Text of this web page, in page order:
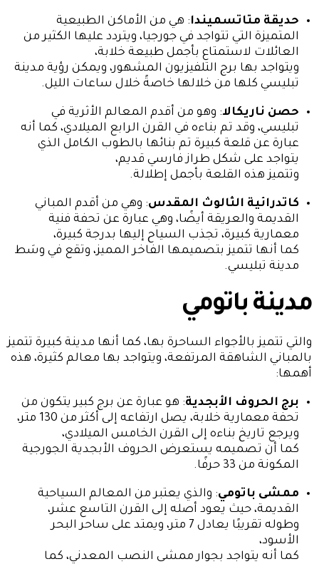
حديقة متاتسميندا: هي من الأماكن الطبيعية
المتميزة التي تتواجد في جورجيا، ويتردد عليها الكثير من
العائلات لاستمتاع بأجمل طبيعة خلابة،
ويتواجد بها برج التلفيزيون المشهور، ويمكن رؤية مدينة
تبليسي كلها من خلالها خاصةً خلال ساعات الليل.
حصن ناريكالا: وهو من أقدم المعالم الأثرية في
تبليسي، وقد تم بناءه في القرن الرابع الميلادي، كما أنه
عبارة عن قلعة كبيرة تم بنائها بالطوب الكامل الذي
يتواجد على شكل طراز فارسي قديم،
وتتميز هذه القلعة بأجمل إطلالة.
كاتدرائية الثالوث المقدس: وهي من أقدم المباني
القديمة والعريقة أيضًا، وهي عبارة عن تحفة فنية
معمارية كبيرة، تجذب السياح إليها بدرجة كبيرة،
كما أنها تتميز بتصميمها الفاخر المميز، وتقع في وسَط
مدينة تبليسي.
مدينة باتومي
والتي تتميز بالأجواء الساحرة بها، كما أنها مدينة كبيرة تتميز
بالمباني الشاهقة المرتفعة، ويتواجد بها معالم كثيرة، هذه
أهمها:
برج الحروف الأبجدية: هو عبارة عن برج كبير يتكون من
تحفة معمارية خلابة، يصل ارتفاعه إلى أكثر من 130 متر،
ويرجع تاريخ بناءه إلى القرن الخامس الميلادي،
كما أن تصميمه يستعرض الحروف الأبجدية الجورجية
المكونة من 33 حرفًا.
ممشى باتومي: والذي يعتبر من المعالم السياحية
القديمة، حيث يعود أصله إلى القرن التاسع عشر،
وطوله تقريبًا يعادل 7 متر، ويمتد على ساحر البحر
الأسود،
كما أنه يتواجد بجوار ممشى النصب المعدني، كما